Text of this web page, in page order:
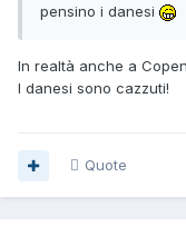
pensino i danesi
In realtà anche a
I danesi sono cazzuti!
Quote